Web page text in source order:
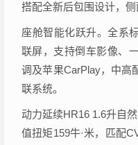
搭配全新后包围设计，侧
座舱智能化跃升。全系
联屏，支持倒车影像、
调及苹果CarPlay，中高
联系统。
动力延续HR16 1.6升自
值扭矩159牛·米，匹配